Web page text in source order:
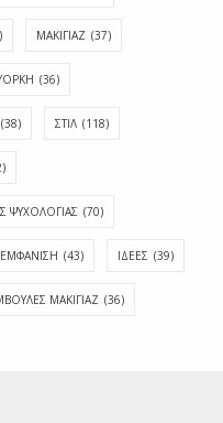
ΜΑΚΙΓΙΑΖ (37)
(36)
(38) ΣΤΙΛ (118)
ΨΥΧΟΛΟΓΙΑΣ (70)
ΕΜΦΆΝΙΣΗ (43) ΙΔΈΕΣ (39)
ΜΑΚΙΓΙΆΖ (36)